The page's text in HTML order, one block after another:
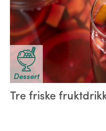
Dessert
Tre friske